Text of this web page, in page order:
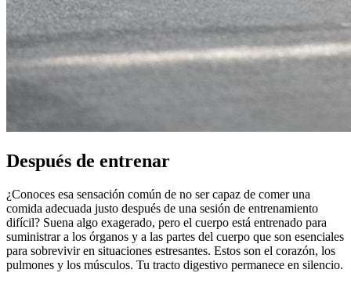
Después de entrenar
¿Conoces esa sensación común de no ser capaz de comer una
comida adecuada justo después de una sesión de entrenamiento
difícil? Suena algo exagerado, pero el cuerpo está entrenado para
suministrar a los órganos y a las partes del cuerpo que son esenciales
para sobrevivir en situaciones estresantes. Estos son el corazón, los
pulmones y los músculos. Tu tracto digestivo permanece en silencio.